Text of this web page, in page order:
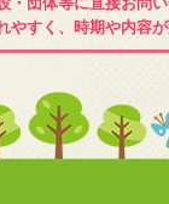
すく、時期や内容